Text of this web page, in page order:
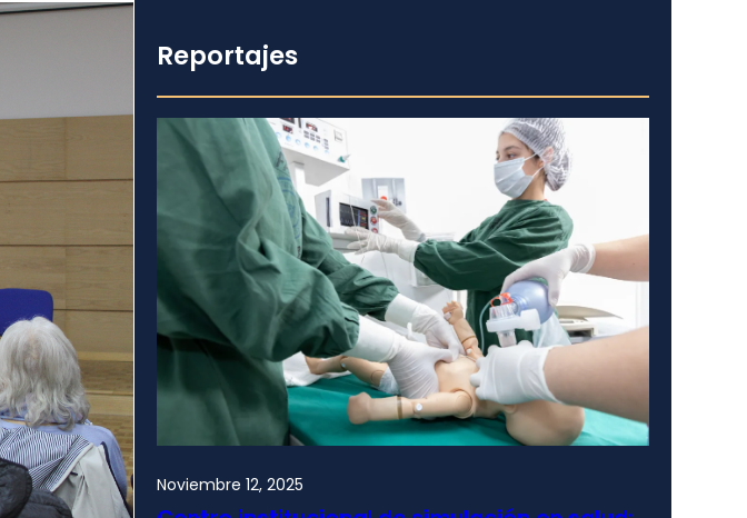
Reportajes
Noviembre 12, 2025